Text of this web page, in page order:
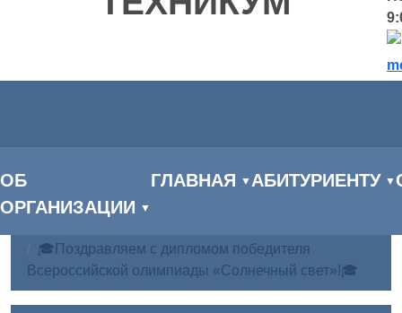
ОБ
ОРГАНИЗАЦИИ ▼
ГЛАВНАЯ ▼ АБИТУРИЕНТУ ▼
🎓Поздравляем с дипломом победителя
Всероссийской олимпиады «Солнечный свет»!🎓